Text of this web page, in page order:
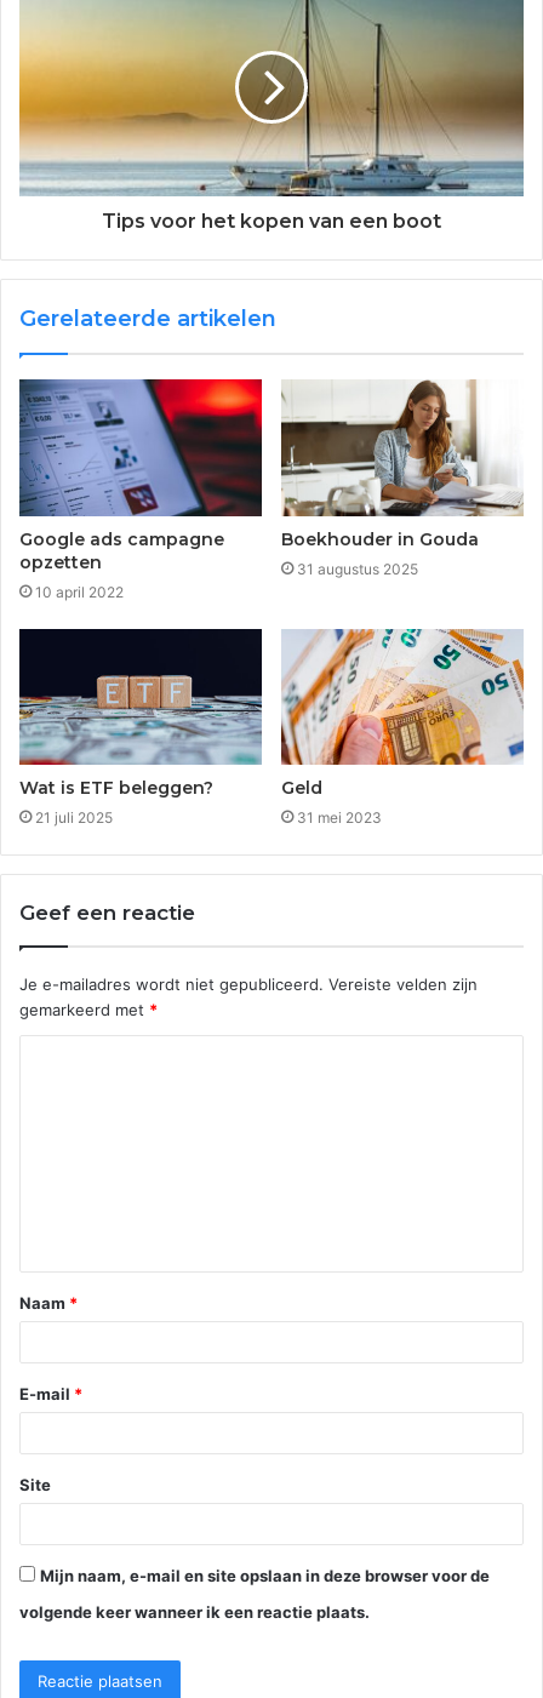
Tips voor het kopen van een boot
Gerelateerde artikelen
Google ads campagne
opzetten
10 april 2022
Boekhouder in Gouda
31 augustus 2025
Wat is ETF beleggen?
21 juli 2025
Geld
31 mei 2023
Geef een reactie
Je e-mailadres wordt niet gepubliceerd. Vereiste velden zijn
gemarkeerd met *
Naam *
E-mail *
Site
Mijn naam, e-mail en site opslaan in deze browser voor de
volgende keer wanneer ik een reactie plaats.